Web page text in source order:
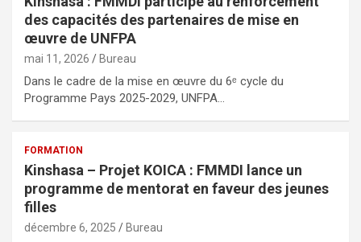
des capacités des partenaires de mise en
œuvre de UNFPA
mai 11, 2026 Bureau
Dans le cadre de la mise en œuvre du 6ᵉ cycle du
Programme Pays 2025-2029, UNFPA…
FORMATION
Kinshasa – Projet KOICA : FMMDI lance un
programme de mentorat en faveur des jeunes
filles
décembre 6, 2025 Bureau